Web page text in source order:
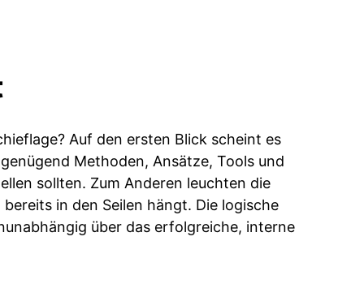
Auf den ersten Blick scheint es
Methoden, Ansätze, Tools und
sollten. Zum Anderen leuchten die
in den Seilen hängt. Die logische
über das erfolgreiche, interne